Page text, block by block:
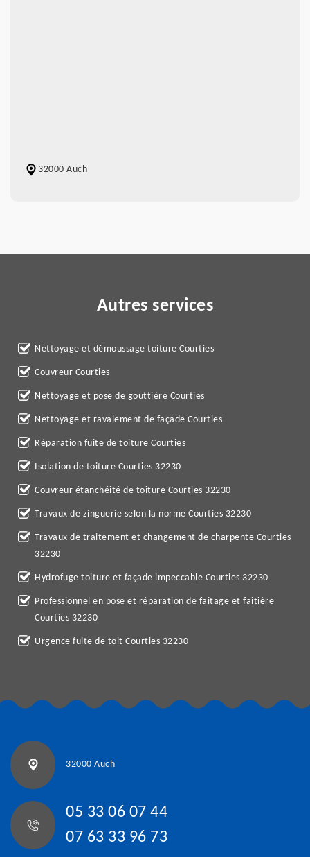
32000 Auch
Autres services
Nettoyage et démoussage toiture Courties
Couvreur Courties
Nettoyage et pose de gouttière Courties
Nettoyage et ravalement de façade Courties
Réparation fuite de toiture Courties
Isolation de toiture Courties 32230
Couvreur étanchéité de toiture Courties 32230
Travaux de zinguerie selon la norme Courties 32230
Travaux de traitement et changement de charpente Courties
32230
Hydrofuge toiture et façade impeccable Courties 32230
Professionnel en pose et réparation de faitage et faitière
Courties 32230
Urgence fuite de toit Courties 32230
32000 Auch
05 33 06 07 44
07 63 33 96 73